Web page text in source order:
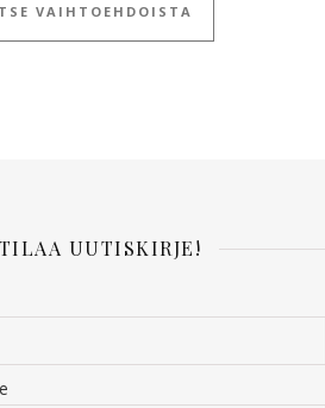
VAIHTOEHDOISTA
TILAA UUTISKIRJE!